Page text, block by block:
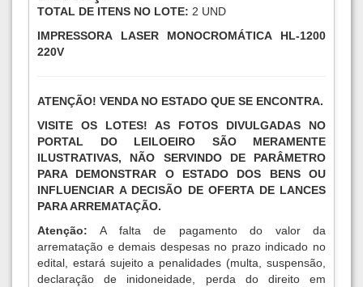
TOTAL DE ITENS NO LOTE: 2 UND
IMPRESSORA LASER MONOCROMÁTICA HL-1200
220V
ATENÇÃO! VENDA NO ESTADO QUE SE ENCONTRA.
VISITE OS LOTES! AS FOTOS DIVULGADAS NO
PORTAL DO LEILOEIRO SÃO MERAMENTE
ILUSTRATIVAS, NÃO SERVINDO DE PARÂMETRO
PARA DEMONSTRAR O ESTADO DOS BENS OU
INFLUENCIAR A DECISÃO DE OFERTA DE LANCES
PARA ARREMATAÇÃO.
Atenção:A falta de pagamento do valor da
arrematação e demais despesas no prazo indicado no
edital, estará sujeito a penalidades (multa, suspensão,
declaração de inidoneidade, perda do direito em